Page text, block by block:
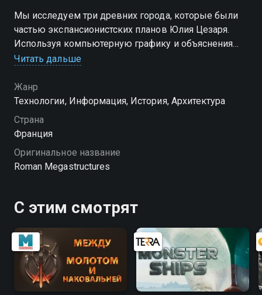
Мы исследуем три древних города, которые были
частью экспансионистских планов Юлия Цезаря.
Используя компьютерную графику и объяснения
учёных, мы узнаем секреты этих чудес
Читать дальше
Жанр
Технологии, Информация, История, Архитектура
Страна
Франция
Оригинальное название
Roman Megastructures
С этим смотрят